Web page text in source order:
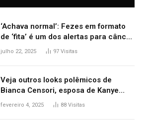
‘Achava normal’: Fezes em formato
de ‘fita’ é um dos alertas para câncer
colorretal; relembre fala de Preta Gil
julho 22, 2025 97 Visitas
Veja outros looks polêmicos de
Bianca Censori, esposa de Kanye
West que apareceu nua no Grammy
fevereiro 4, 2025 88 Visitas